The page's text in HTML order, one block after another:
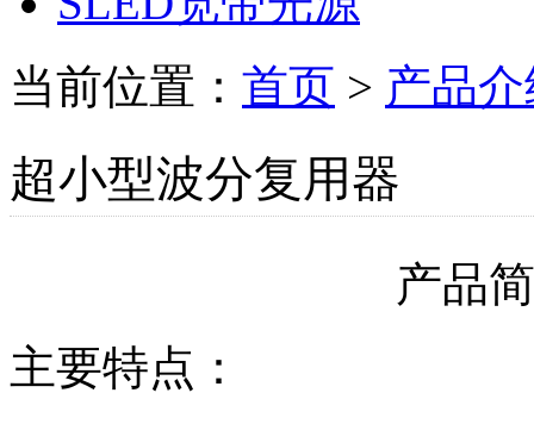
当前位置： 首页 > 产品
超小型波分复用器
产品
主要特点：